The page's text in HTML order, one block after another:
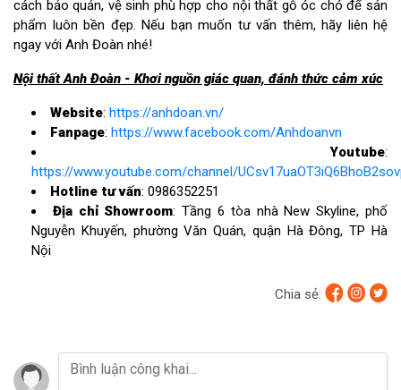
cách bảo quản, vệ sinh phù hợp cho nội thất gỗ óc chó để sản
phẩm luôn bền đẹp. Nếu bạn muốn tư vấn thêm, hãy liên hệ
ngay với Anh Đoàn nhé!
Nội thất Anh Đoàn - Khơi nguồn giác quan, đánh thức cảm xúc
Website: https://anhdoan.vn/
Fanpage: https://www.facebook.com/Anhdoanvn
Youtube:
https://www.youtube.com/channel/
Hotline tư vấn: 0986352251
Địa chỉ Showroom: Tầng 6 tòa nhà New Skyline, phố
Nguyễn Khuyến, phường Văn Quán, quận Hà Đông, TP Hà
Nội
Chia sẻ: